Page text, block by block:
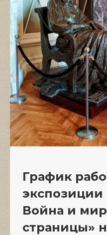
График
экспозиции
Война и
страницы»